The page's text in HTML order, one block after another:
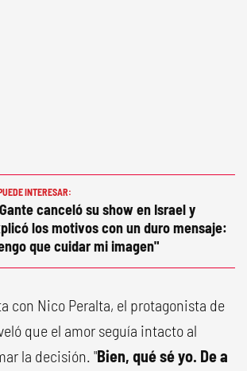
INTERESAR:
canceló su show en Israel y
los motivos con un duro mensaje:
que cuidar mi imagen"
con Nico Peralta, el protagonista de
que el amor seguía intacto al
la decisión. "Bien, qué sé yo. De a